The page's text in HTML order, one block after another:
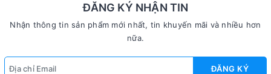
ĐĂNG KÝ NHẬN TIN
Nhận thông tin sản phẩm mới nhất, tin khuyến mãi và nhiều hơn
nữa.
ĐĂNG KÝ